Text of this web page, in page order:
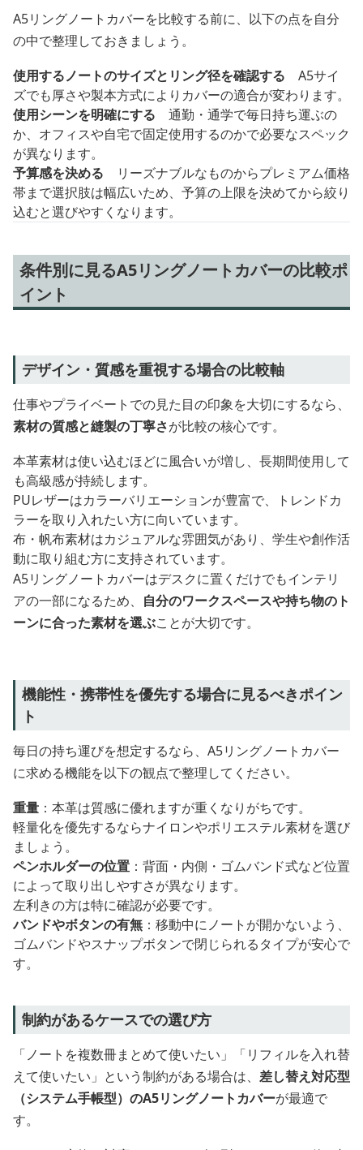
A5リングノートカバーを比較する前に、以下の点を自分
の中で整理しておきましょう。
使用するノートのサイズとリング径を確認する A5サイ
ズでも厚さや製本方式によりカバーの適合が変わります。
使用シーンを明確にする 通勤・通学で毎日持ち運ぶの
か、オフィスや自宅で固定使用するのかで必要なスペック
が異なります。
予算感を決める リーズナブルなものからプレミアム価格
帯まで選択肢は幅広いため、予算の上限を決めてから絞り
込むと選びやすくなります。
条件別に見るA5リングノートカバーの比較ポ
イント
デザイン・質感を重視する場合の比較軸
仕事やプライベートでの見た目の印象を大切にするなら、
素材の質感と縫製の丁寧さが比較の核心です。
本革素材は使い込むほどに風合いが増し、長期間使用して
も高級感が持続します。
PUレザーはカラーバリエーションが豊富で、トレンドカ
ラーを取り入れたい方に向いています。
布・帆布素材はカジュアルな雰囲気があり、学生や創作活
動に取り組む方に支持されています。
A5リングノートカバーはデスクに置くだけでもインテリ
アの一部になるため、 自分のワークスペースや持ち物のト
ーンに合った素材を選ぶことが大切です。
機能性・携帯性を優先する場合に見るべきポイン
ト
毎日の持ち運びを想定するなら、A5リングノートカバー
に求める機能を以下の観点で整理してください。
重量 ：本革は質感に優れますが重くなりがちです。
軽量化を優先するならナイロンやポリエステル素材を選び
ましょう。
ペンホルダーの位置 ：背面・内側・ゴムバンド式など位置
によって取り出しやすさが異なります。
左利きの方は特に確認が必要です。
バンドやボタンの有無 ：移動中にノートが開かないよう、
ゴムバンドやスナップボタンで閉じられるタイプが安心で
す。
制約があるケースでの選び方
「ノートを複数冊まとめて使いたい」「リフィルを入れ替
えて使いたい」という制約がある場合は、 差し替え対応型
（システム手帳型）のA5リングノートカバーが最適で
す。